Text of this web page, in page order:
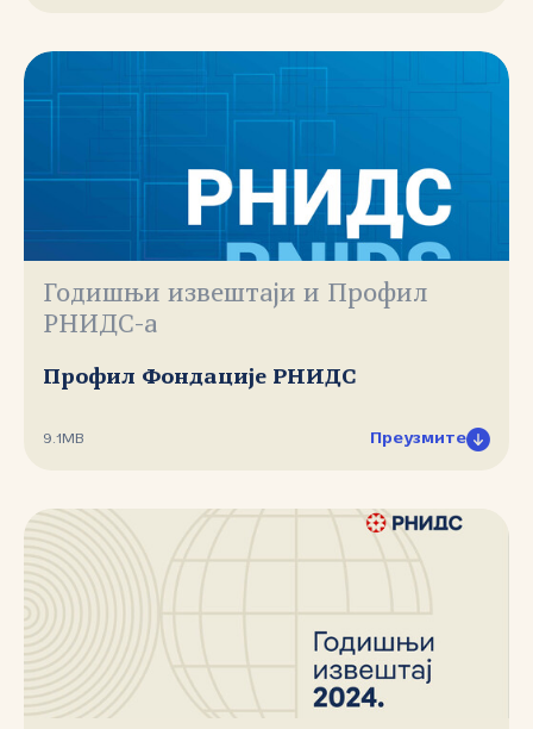
Годишњи извештаји и Профил
РНИДС-а
Профил Фондације РНИДС
9.1MB Преузмите